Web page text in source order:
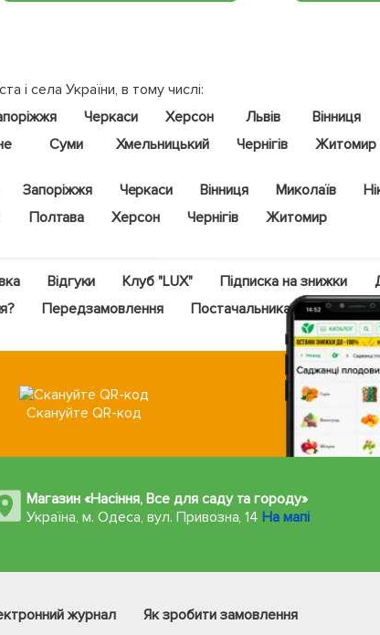
і села України, в тому числі:
Черкаси Херсон Львів Вінниця
Суми Хмельницький Чернігів Житомир
Запоріжжя Черкаси Вінниця Миколаїв
Полтава Херсон Чернігів Житомир
Відгуки Клуб "LUX" Підписка на знижки
Передзамовлення Постачальникам
Скануйте QR-код
Магазин «Насіння, Все для саду та городу»
Україна, м. Одеса, вул. Привозна, 14 На мапі
журнал Як зробити замовлення